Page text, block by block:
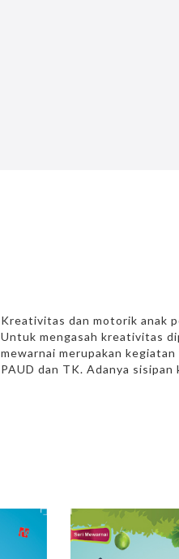
Kreativitas dan motorik anak
Untuk mengasah kreativitas
mewarnai merupakan
PAUD dan TK. Adanya